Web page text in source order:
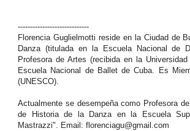
-----------------------------
Florencia Guglielmotti reside en la Ciudad de
Danza (titulada en la Escuela Nacional de
Profesora de Artes (recibida en la
Escuela Nacional de Ballet de Cuba. Es
(UNESCO).
Actualmente se desempeña como Profesora
de Historia de la Danza en la Escuela
Mastrazzi". Email: florenciagu@gmail.com